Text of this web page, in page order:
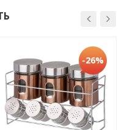
-26%